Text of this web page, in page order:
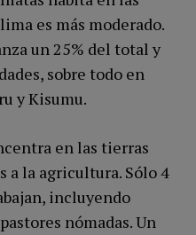
es más moderado.
un 25% del total y
sobre todo en
y Kisumu.
en las tierras
a la agricultura. Sólo 4
incluyendo
nómadas. Un